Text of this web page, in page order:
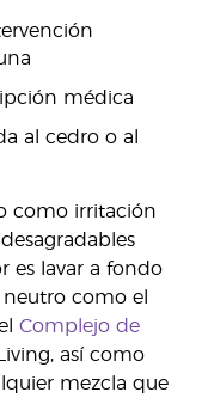
médica
al cedro o al
como irritación
es lavar a fondo
como el
Complejo de
así como
mezcla que